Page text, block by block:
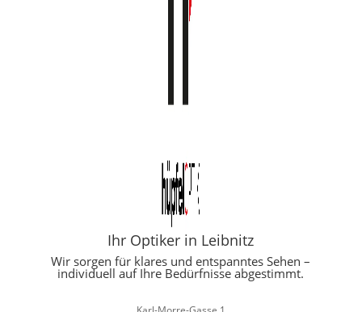
Ihr Optiker in Leibnitz
Wir sorgen für klares und entspanntes Sehen –
individuell auf Ihre Bedürfnisse abgestimmt.